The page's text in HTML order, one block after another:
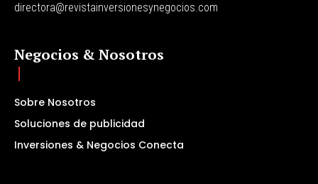
directora@revistainversionesynegocios.com
Negocios & Nosotros
Sobre Nosotros
Soluciones de publicidad
Inversiones & Negocios Conecta